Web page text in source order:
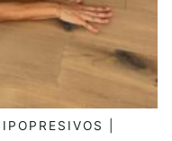
|